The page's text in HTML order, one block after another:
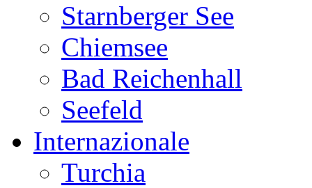
Starnberger See
Chiemsee
Bad Reichenhall
Seefeld
Internazionale
Turchia